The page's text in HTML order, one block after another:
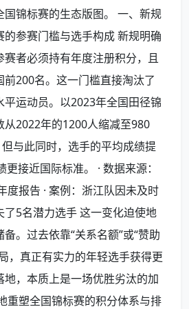
锦标赛的生态版图。 一、新规
的参赛门槛与选手构成 新规明确
者必须持有年度注册积分，且
200名。这一门槛直接淘汰了
平运动员。以2023年全国田径锦
从2022年的1200人缩减至980
与此同时，选手的平均成绩提
接近国际标准。 · 数据来源：
度报告 · 案例：浙江队因未及时
5名潜力选手 这一变化迫使地
。过去依靠“关系名额”或“赞助
，真正有实力的年轻选手获得更
地，本质上是一场优胜劣汰的加
重塑全国锦标赛的积分体系与排